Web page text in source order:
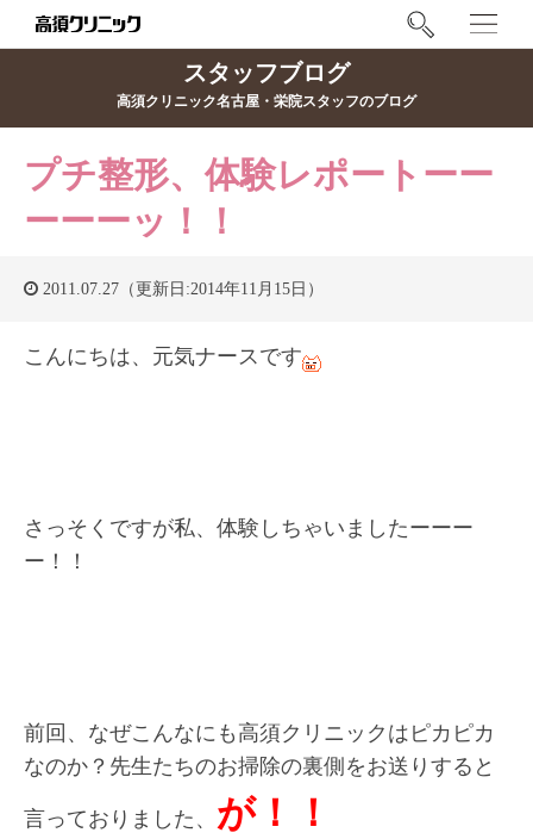
スタッフブログ
高須クリニック名古屋・栄院スタッフのブログ
プチ整形、体験レポートーー
ーーーッ！！
2011.07.27（更新日:2014年11月15日）
こんにちは、元気ナースです
さっそくですが私、体験しちゃいましたーーー
ー！！
前回、なぜこんなにも高須クリニックはピカピカ
なのか？先生たちのお掃除の裏側をお送りすると
言っておりました、 が！！